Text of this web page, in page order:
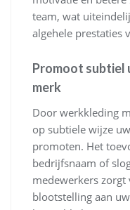
team, wat
algehele prestaties
Promoot subtiel
merk
Door werkkleding
op subtiele wijze
promoten. Het
bedrijfsnaam of
medewerkers
blootstelling aan